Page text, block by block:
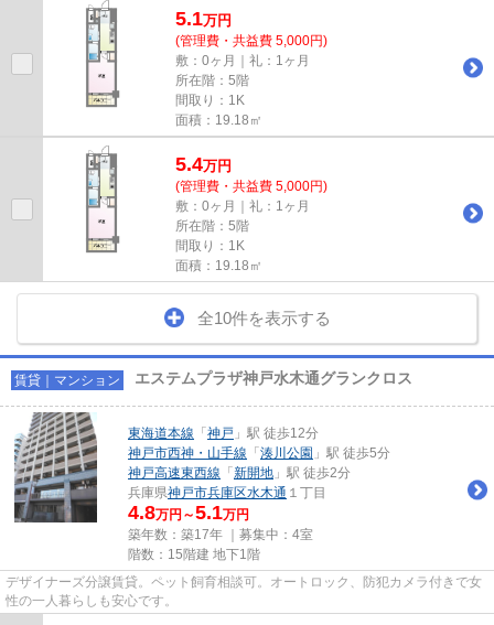
5.1万円
(管理費・共益費 5,000円)
敷：0ヶ月｜礼：1ヶ月
所在階：5階
間取り：1K
面積：19.18㎡
5.4万円
(管理費・共益費 5,000円)
敷：0ヶ月｜礼：1ヶ月
所在階：5階
間取り：1K
面積：19.18㎡
全10件を表示する
賃貸｜マンション エステムプラザ神戸水木通グランクロス
東海道本線 「 神戸 」駅 徒歩12分
神戸市西神・山手線 「 湊川公園 」駅 徒歩5分
神戸高速東西線 「 新開地 」駅 徒歩2分
兵庫県神戸市兵庫区水木通 １丁目
4.8万円～5.1万円
築年数：築17年 ｜募集中： 4室
階数：15階建 地下1階
デザイナーズ分譲賃貸。ペット飼育相談可。オートロック、防犯カメラ付きで女
性の一人暮らしも安心です。